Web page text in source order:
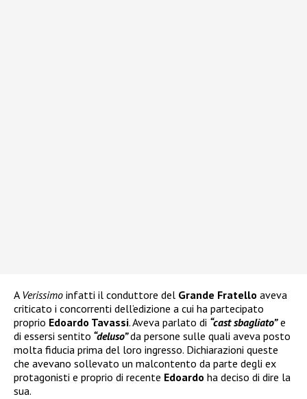
A Verissimo infatti il conduttore del Grande Fratello aveva
criticato i concorrenti dell’edizione a cui ha partecipato
proprio Edoardo Tavassi. Aveva parlato di “cast sbagliato”e
di essersi sentito “deluso”da persone sulle quali aveva posto
molta fiducia prima del loro ingresso. Dichiarazioni queste
che avevano sollevato un malcontento da parte degli ex
protagonisti e proprio di recente Edoardo ha deciso di dire la
sua.